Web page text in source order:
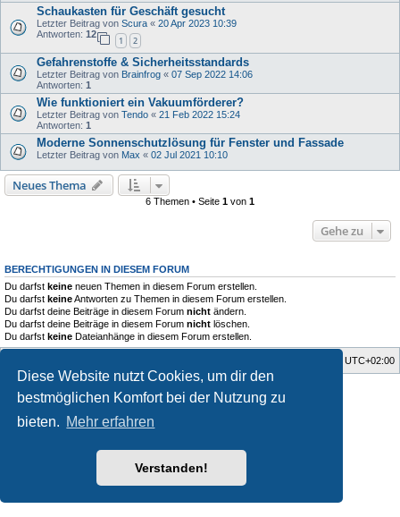
Diese Website nutzt Cookies, um dir den
bestmöglichen Komfort bei der Nutzung zu
bieten. Mehr erfahren
Verstanden!
Schaukasten für Geschäft gesucht
Letzter Beitrag von Scura « 20 Apr 2023 10:39
Antworten: 12
1 2
Gefahrenstoffe & Sicherheitsstandards
Letzter Beitrag von Brainfrog « 07 Sep 2022 14:06
Antworten: 1
Wie funktioniert ein Vakuumförderer?
Letzter Beitrag von Tendo « 21 Feb 2022 15:24
Antworten: 1
Moderne Sonnenschutzlösung für Fenster und Fassade
Letzter Beitrag von Max « 02 Jul 2021 10:10
Neues Thema
6 Themen • Seite 1 von 1
Gehe zu
BERECHTIGUNGEN IN DIESEM FORUM
Du darfst keine neuen Themen in diesem Forum erstellen.
Du darfst keineAntworten zu Themen in diesem Forum erstellen.
Du darfst deine Beiträge in diesem Forum nicht ändern.
Du darfst deine Beiträge in diesem Forum nicht löschen.
Du darfst keine Dateianhänge in diesem Forum erstellen.
UTC+02:00
Powered by phpBB ® Forum Software © phpBB Limited
Deutsche Übersetzung durch